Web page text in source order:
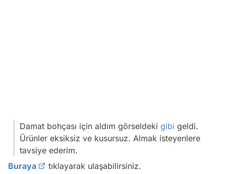
Damat bohçası için aldım görseldeki gibi geldi.
Ürünler eksiksiz ve kusursuz. Almak isteyenlere
tavsiye ederim.
Buraya
tıklayarak ulaşabilirsiniz.